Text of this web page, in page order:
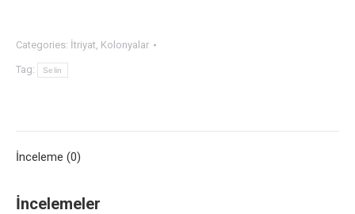
Categories: İtriyat, Kolonyalar
Tag: Selin
İnceleme (0)
İncelemeler